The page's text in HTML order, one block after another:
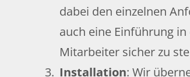
dabei den einzelnen
auch eine Einführung
Mitarbeiter sicher zu
Installation: Wir